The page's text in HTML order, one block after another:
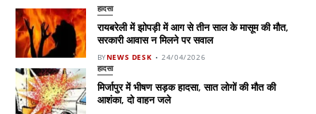
हादसा
रायबरेली में झोपड़ी में आग से तीन साल के मासूम की मौत,
सरकारी आवास न मिलने पर सवाल
BYNEWS DESK 24/04/2026
हादसा
मिर्जापुर में भीषण सड़क हादसा, सात लोगों की मौत की
आशंका, दो वाहन जले